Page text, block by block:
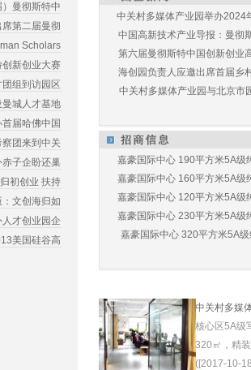
曼彻斯特中
第二届曼彻
Scholars
新创业大赛
组到访园区
曼城人才基地
届哈佛中国
察团来到中关
赤子企盼还巢
初创业 扶持
文创海归如
才创业园企
美国硅谷高
中关村多媒体产业园举办2024
中国高新技术产业导报：曼彻
第六届曼彻斯特中国创新创业
海创园负责人应邀出席首届乡
中关村多媒体产业园与北京市
嘉豪国际中心 190平方米5A级
嘉豪国际中心 160平方米5A级
嘉豪国际中心 120平方米5A级
嘉豪国际中心 230平方米5A级
嘉豪国际中心 320平方米5A
中关村多媒
核心区5A级
320㎡，精
([2017-10-